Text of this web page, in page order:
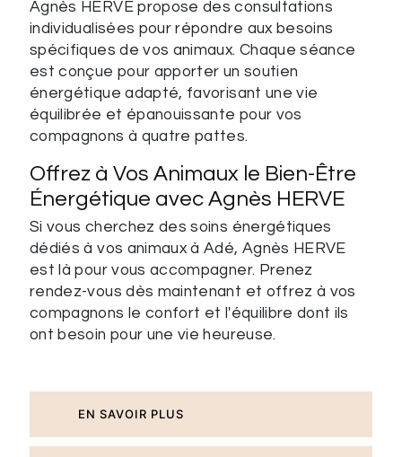
Agnès HERVE propose des consultations
individualisées pour répondre aux besoins
spécifiques de vos animaux. Chaque séance
est conçue pour apporter un soutien
énergétique adapté, favorisant une vie
équilibrée et épanouissante pour vos
compagnons à quatre pattes.
Offrez à Vos Animaux le Bien-Être
Énergétique avec Agnès HERVE
Si vous cherchez des soins énergétiques
dédiés à vos animaux à Adé, Agnès HERVE
est là pour vous accompagner. Prenez
rendez-vous dès maintenant et offrez à vos
compagnons le confort et l'équilibre dont ils
ont besoin pour une vie heureuse.
EN SAVOIR PLUS